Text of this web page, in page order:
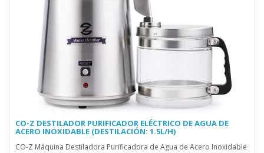
CO-Z DESTILADOR PURIFICADOR ELÉCTRICO DE AGUA DE
ACERO INOXIDABLE (DESTILACIÓN: 1.5L/H)
CO-Z Máquina Destiladora Purificadora de Agua de Acero Inoxidable